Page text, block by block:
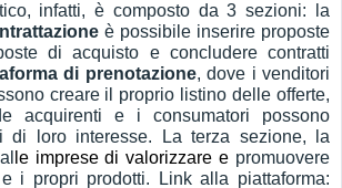
infatti, è composto da 3 sezioni: la
è possibile inserire proposte
di acquisto e concludere contratti
di prenotazione, dove i venditori
creare il proprio listino delle offerte,
acquirenti e i consumatori possono
di loro interesse. La terza sezione, la
le imprese di valorizzare e promuovere
i propri prodotti. Link alla piattaforma: